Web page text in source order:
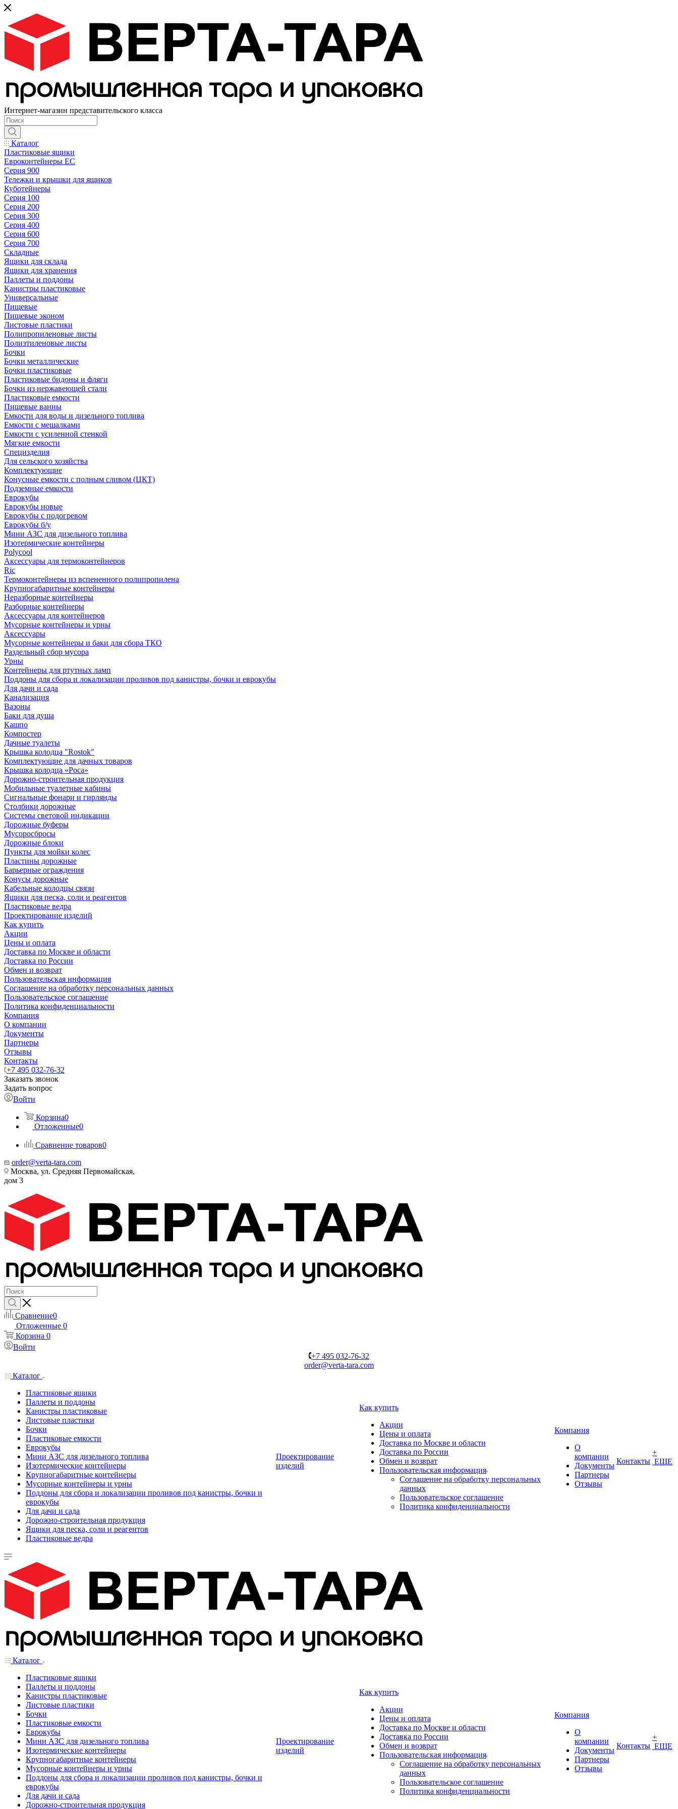
Интернет-магазин представительского класса
Каталог
Пластиковые ящики
Евроконтейнеры ЕС
Серия 900
Тележки и крышки для ящиков
Куботейнеры
Серия 100
Серия 200
Серия 300
Серия 400
Серия 600
Серия 700
Складные
Ящики для склада
Ящики для хранения
Паллеты и поддоны
Канистры пластиковые
Универсальные
Пищевые
Пищевые эконом
Листовые пластики
Полипропиленовые листы
Полиэтиленовые листы
Бочки
Бочки металлические
Бочки пластиковые
Пластиковые бидоны и фляги
Бочки из нержавеющей стали
Пластиковые емкости
Пищевые ванны
Емкости для воды и дизельного топлива
Емкости с мешалками
Емкости с усиленной стенкой
Мягкие емкости
Специзделия
Для сельского хозяйства
Комплектующие
Конусные емкости с полным сливом (ЦКТ)
Подземные емкости
Еврокубы
Еврокубы новые
Еврокубы с подогревом
Еврокубы б/у
Мини АЗС для дизельного топлива
Изотермические контейнеры
Polycool
Аксессуары для термоконтейнеров
Ric
Термоконтейнеры из вспененного полипропилена
Крупногабаритные контейнеры
Неразборные контейнеры
Разборные контейнеры
Аксессуары для контейнеров
Мусорные контейнеры и урны
Аксессуары
Мусорные контейнеры и баки для сбора ТКО
Раздельный сбор мусора
Урны
Контейнеры для ртутных ламп
Поддоны для сбора и локализации проливов под канистры, бочки и еврокубы
Для дачи и сада
Канализация
Вазоны
Баки для душа
Кашпо
Компостер
Дачные туалеты
Крышка колодца "Rostok"
Комплектующие для дачных товаров
Крышка колодца «Роса»
Дорожно-строительная продукция
Мобильные туалетные кабины
Сигнальные фонари и гирлянды
Столбики дорожные
Системы световой индикации
Дорожные буферы
Мусоросбросы
Дорожные блоки
Пункты для мойки колес
Пластины дорожные
Барьерные ограждения
Конусы дорожные
Кабельные колодцы связи
Ящики для песка, соли и реагентов
Пластиковые ведра
Проектирование изделий
Как купить
Акции
Цены и оплата
Доставка по Москве и области
Доставка по России
Обмен и возврат
Пользовательская информация
Соглашение на обработку персональных данных
Пользовательское соглашение
Политика конфиденциальности
Компания
О компании
Документы
Партнеры
Отзывы
Контакты
+7 495 032-76-32
Заказать звонок
Задать вопрос
Войти
Корзина0
Отложенные0
Сравнение товаров0
order@verta-tara.com
Москва, ул. Средняя Первомайская,
дом 3
Сравнение0
Отложенные 0
Корзина 0
Войти
+7 495 032-76-32
order@verta-tara.com
Каталог
Пластиковые ящики
Паллеты и поддоны
Канистры пластиковые
Листовые пластики
Бочки
Пластиковые емкости
Еврокубы
Мини АЗС для дизельного топлива
Изотермические контейнеры
Крупногабаритные контейнеры
Мусорные контейнеры и урны
Поддоны для сбора и локализации проливов под канистры, бочки и
еврокубы
Для дачи и сада
Дорожно-строительная продукция
Ящики для песка, соли и реагентов
Пластиковые ведра
Проектирование
изделий
Как купить
Акции
Цены и оплата
Доставка по Москве и области
Доставка по России
Обмен и возврат
Пользовательская информация
Соглашение на обработку персональных
данных
Пользовательское соглашение
Политика конфиденциальности
Компания
О
компании
Документы
Партнеры
Отзывы
Контакты
+
ЕЩЕ
Каталог
Пластиковые ящики
Паллеты и поддоны
Канистры пластиковые
Листовые пластики
Бочки
Пластиковые емкости
Еврокубы
Мини АЗС для дизельного топлива
Изотермические контейнеры
Крупногабаритные контейнеры
Мусорные контейнеры и урны
Поддоны для сбора и локализации проливов под канистры, бочки и
еврокубы
Для дачи и сада
Дорожно-строительная продукция
Проектирование
изделий
Как купить
Акции
Цены и оплата
Доставка по Москве и области
Доставка по России
Обмен и возврат
Пользовательская информация
Соглашение на обработку персональных
данных
Пользовательское соглашение
Политика конфиденциальности
Компания
О
компании
Документы
Партнеры
Отзывы
Контакты
+
ЕЩЕ